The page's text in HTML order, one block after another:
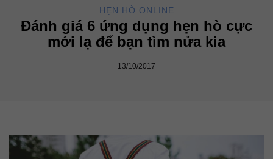
HẸN HÒ ONLINE
Đánh giá 6 ứng dụng hẹn hò cực
mới lạ để bạn tìm nửa kia
13/10/2017